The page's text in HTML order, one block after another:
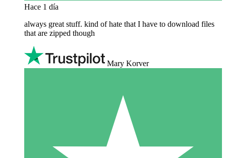
Hace 1 día
always great stuff. kind of hate that I have to download files
that are zipped though
Mary Korver